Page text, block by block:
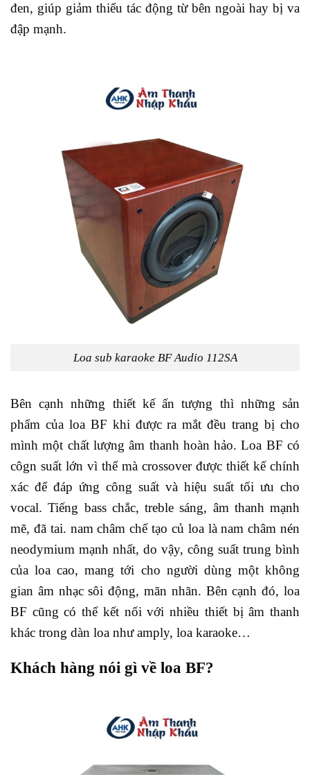
đen, giúp giảm thiểu tác động từ bên ngoài hay bị va
đập mạnh.
Loa sub karaoke BF Audio 112SA
Bên cạnh những thiết kế ấn tượng thì những sản
phẩm của loa BF khi được ra mắt đều trang bị cho
mình một chất lượng âm thanh hoàn hảo. Loa BF có
côgn suất lớn vì thế mà crossover được thiết kế chính
xác để đáp ứng công suất và hiệu suất tối ưu cho
vocal. Tiếng bass chắc, treble sáng, âm thanh mạnh
mẽ, đã tai. nam châm chế tạo củ loa là nam châm nén
neodymium mạnh nhất, do vậy, công suất trung bình
của loa cao, mang tới cho người dùng một không
gian âm nhạc sôi động, mãn nhãn. Bên cạnh đó, loa
BF cũng có thể kết nối với nhiều thiết bị âm thanh
khác trong dàn loa như amply, loa karaoke…
Khách hàng nói gì về loa BF?